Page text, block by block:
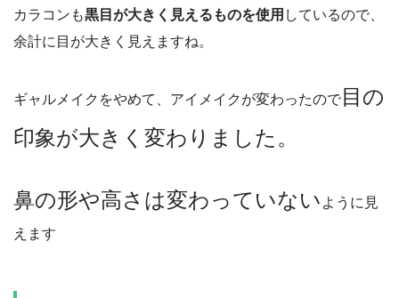
カラコンも黒目が大きく見えるものを使用 しているので、
余計に目が大きく見えますね。
ギャルメイクをやめて、アイメイクが変わったので目の
印象が大きく変わりました。
鼻の形や高さは変わっていない ように見
えます